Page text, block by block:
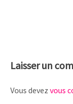
Laisser un
Vous devez vous